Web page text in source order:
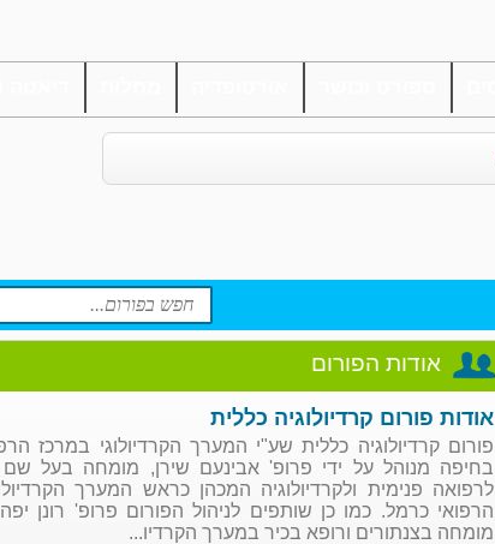
אודות הפורום
אודות פורום קרדיולוגיה כללית
פורום קרדיולוגיה כללית שע"י המערך הקרדיולוגי במרכז
בחיפה מנוהל על ידי פרופ' אבינעם שירן, מומחה בעל שם
לרפואה פנימית ולקרדיולוגיה המכהן כראש המערך
הרפואי כרמל. כמו כן שותפים לניהול הפורום פרופ' רונן יפה,
מומחה בצנתורים ורופא בכיר במערך הקרדיו...